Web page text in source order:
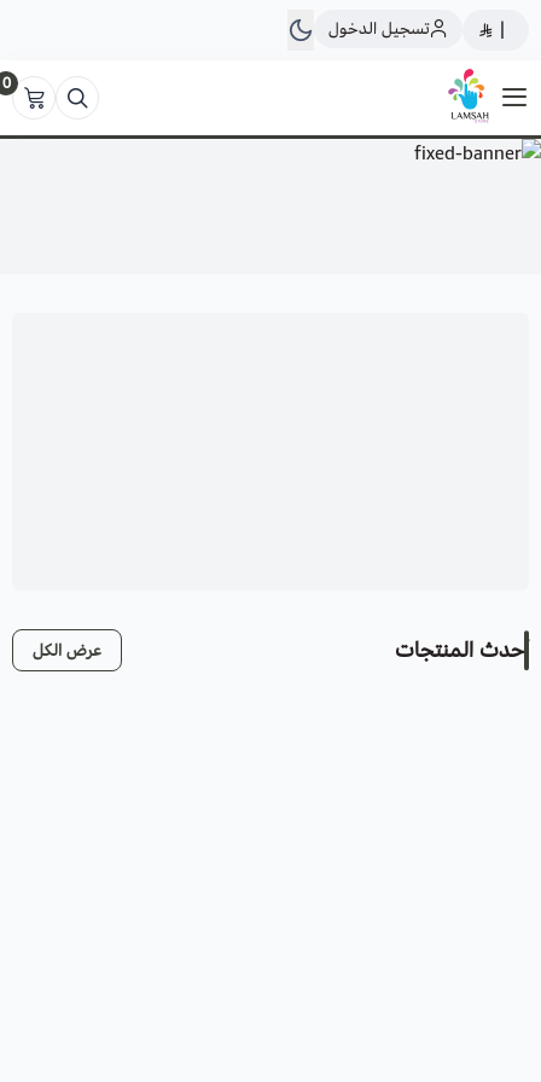
| تسجيل الدخول
لمسة ستور
0
أحدث المنتجات عرض الكل